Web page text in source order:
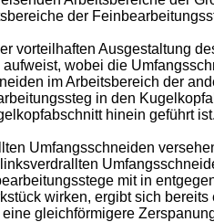
der
vorteilhaften Ausgestaltung
wobei die
im Arbeitsbereich der
in den
hinein geführt ist.
Umfangsschneiden
mit in
wirken, ergibt sich
gleichförmigere